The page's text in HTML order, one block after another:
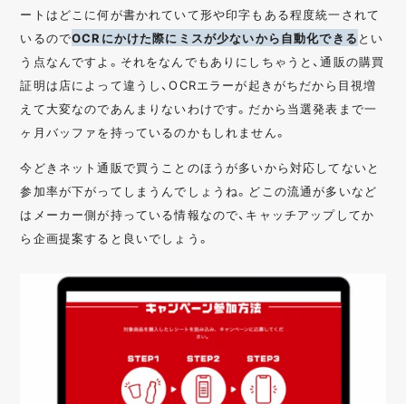
ートはどこに何が書かれていて形や印字もある程度統一されて
いるのでOCRにかけた際にミスが少ないから自動化できる とい
う点なんですよ。それをなんでもありにしちゃうと、通販の購買
証明は店によって違うし、OCRエラーが起きがちだから目視増
えて大変なのであんまりないわけです。だから当選発表まで一
ヶ月バッファを持っているのかもしれません。
今どきネット通販で買うことのほうが多いから対応してないと
参加率が下がってしまうんでしょうね。どこの流通が多いなど
はメーカー側が持っている情報なので、キャッチアップしてか
ら企画提案すると良いでしょう。